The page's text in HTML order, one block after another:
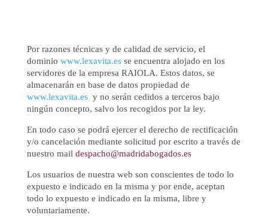
Por razones técnicas y de calidad de servicio, el
dominio www.lexavita.es se encuentra alojado en los
servidores de la empresa RAIOLA. Estos datos, se
almacenarán en base de datos propiedad de
www.lexavita.es y no serán cedidos a terceros bajo
ningún concepto, salvo los recogidos por la ley.
En todo caso se podrá ejercer el derecho de rectificación
y/o cancelación mediante solicitud por escrito a través de
nuestro mail despacho@madridabogados.es
Los usuarios de nuestra web son conscientes de todo lo
expuesto e indicado en la misma y por ende, aceptan
todo lo expuesto e indicado en la misma, libre y
voluntariamente.